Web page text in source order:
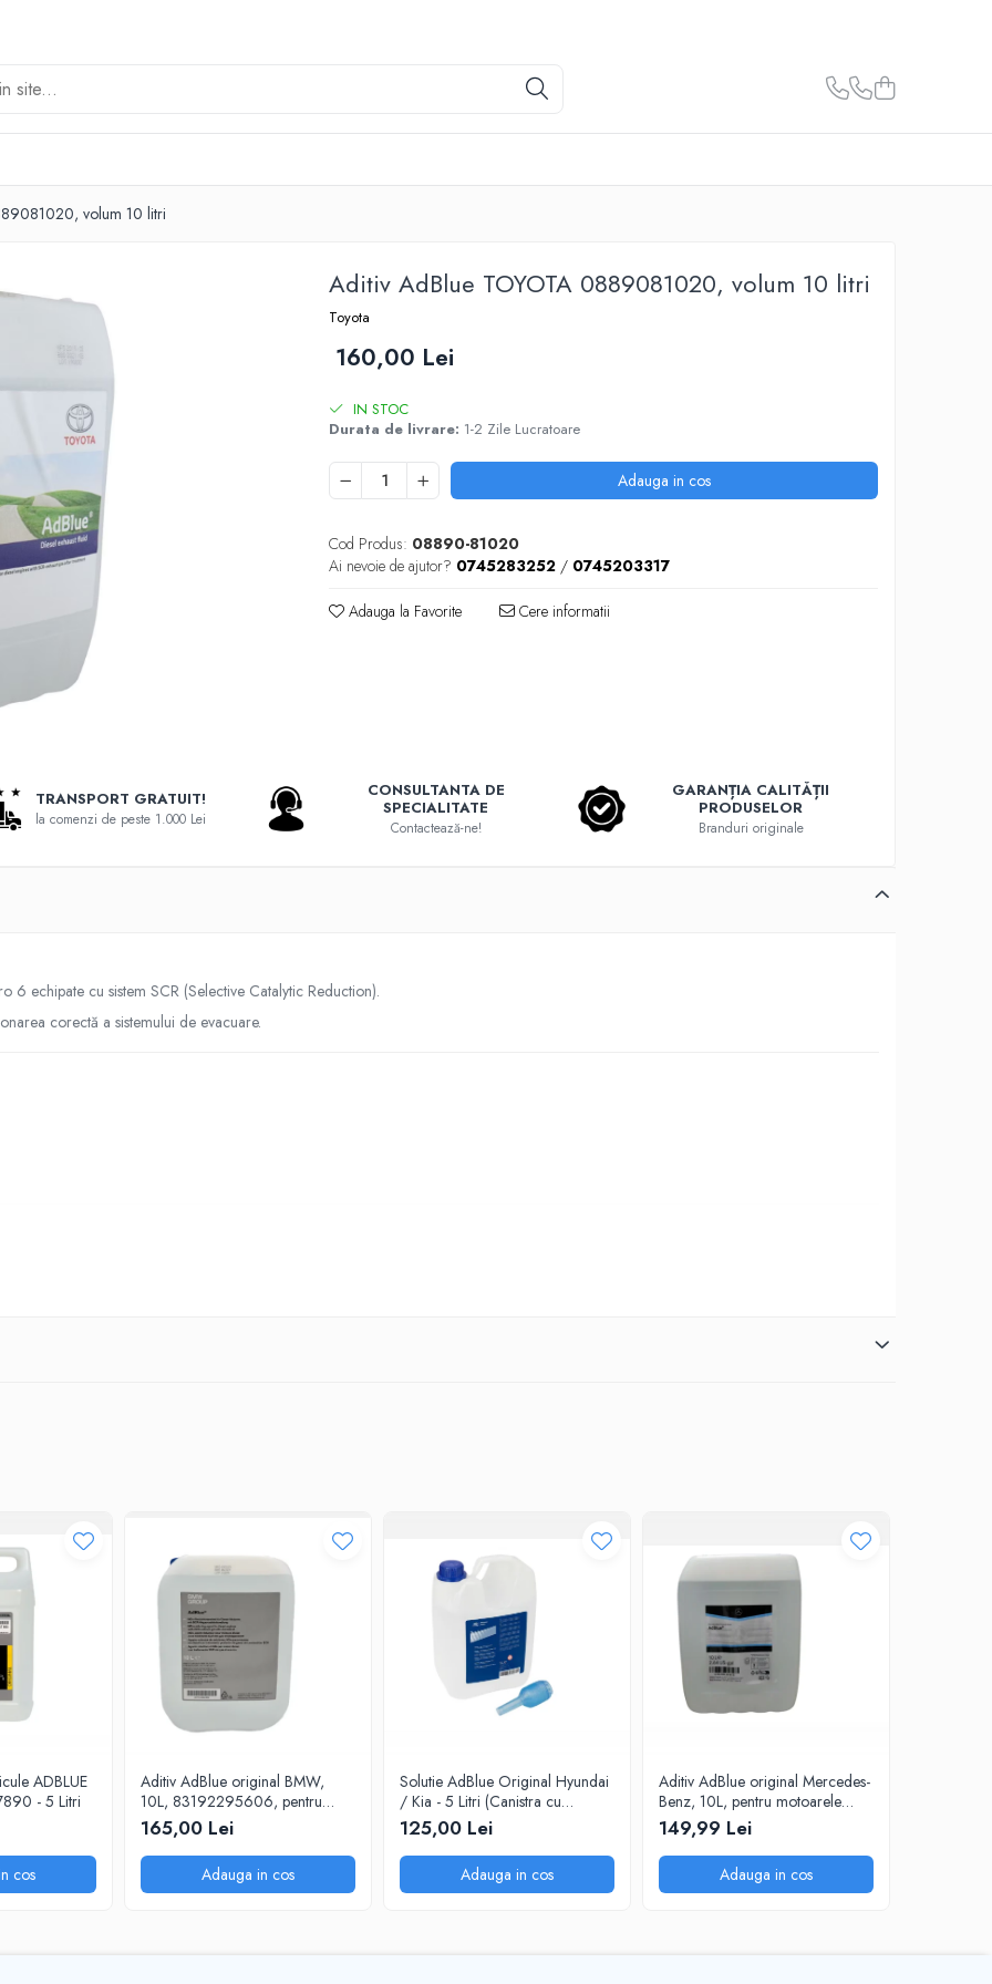
volum 10 litri
Aditiv AdBlue TOYOTA 0889081020, volum 10 litri
Toyota
160,00 Lei
IN STOC
Durata de livrare: 1-2 Zile Lucratoare
Adauga in cos
Cod Produs: 08890-81020
Ai nevoie de ajutor? 0745283252 / 0745203317
Adauga la Favorite Cere informatii
TRANSPORT GRATUIT!
la comenzi de peste 1.000 Lei
CONSULTANTA DE
SPECIALITATE
Contactează-ne!
GARANȚIA CALITĂȚII
PRODUSELOR
Branduri originale
echipate cu sistem SCR (Selective Catalytic Reduction).
corectă a sistemului de evacuare.
ADBLUE
- 5 Litri
cos
Aditiv AdBlue original BMW,
10L, 83192295606, pentru
motoarele diesel Euro 6
165,00 Lei
Adauga in cos
Solutie AdBlue Original Hyundai
/ Kia - 5 Litri (Canistra cu
Picurator)
125,00 Lei
Adauga in cos
Aditiv AdBlue original Mercedes-
Benz, 10L, pentru motoarele
diesel Euro 6
149,99 Lei
Adauga in cos